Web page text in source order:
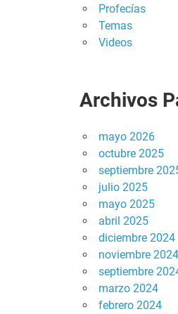
Profecías
Temas
Videos
Archivos
mayo 2026
octubre 2025
septiembre
julio 2025
mayo 2025
abril 2025
diciembre 2024
noviembre 2024
septiembre
marzo 2024
febrero 2024